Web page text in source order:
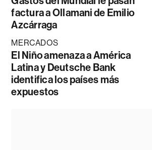
factura a Ollamani de Emilio
Azcárraga
MERCADOS
El Niño amenaza a América
Latina y Deutsche Bank
identifica los países más
expuestos